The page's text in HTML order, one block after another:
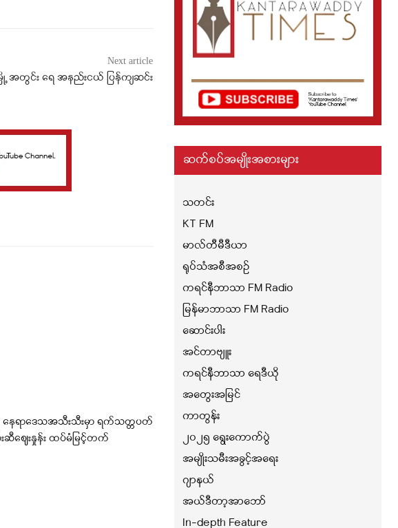
Next article
အတွင်း ရေ အနည်းငယ် ပြန်ကျဆင်း
ေရာဒေသအသီးသီးမှာ ရက်သတ္တပတ်
ဈေးနှုန်း ထပ်မံမြင့်တက်
ဆက်စပ်အမျိုးအစားများ
သတင်း
KT FM
မာလ်တီမီဒီယာ
ရုပ်သံအစီအစဉ်
ကရင်နီဘာသာ FM Radio
မြန်မာဘာသာ FM Radio
ဆောင်းပါး
အင်တာဗျူး
ကရင်နီဘာသာ ရေဒီယို
အတွေးအမြင်
ကာတွန်း
၂၀၂၅ ရွေးကောက်ပွဲ
အမျိုးသမီးအခွင့်အရေး
ဂျာနယ်
အယ်ဒီတာ့အာဘော်
In-depth Feature